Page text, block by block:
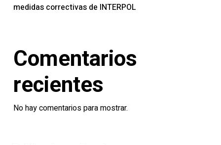
medidas correctivas de INTERPOL
Comentarios
recientes
No hay comentarios para mostrar.